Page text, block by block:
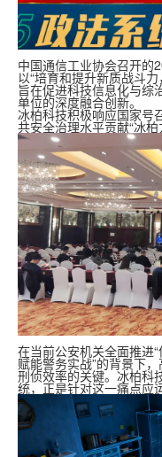
中国通信工业协会召开的
以“培育和提升新质战斗
旨在促进科技信息化与综
单位的深度融合创新。
冰柏科技积极响应国家号
共安全治理水平贡献“冰柏
在当前公安机关全面推进
赋能警务实战”的背景下
刑侦效率的关键。冰柏科
统，正是针对这一痛点应